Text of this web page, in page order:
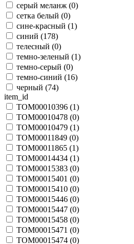
серый меланж (0)
сетка белый (0)
сине-красный (1)
синий (178)
телесный (0)
темно-зеленый (1)
темно-серый (0)
темно-синий (16)
черный (74)
item_id
TOM00010396 (1)
TOM00010478 (0)
TOM00010479 (1)
TOM00011849 (0)
TOM00011865 (1)
TOM00014434 (1)
TOM00015383 (0)
TOM00015401 (0)
TOM00015410 (0)
TOM00015446 (0)
TOM00015447 (0)
TOM00015458 (0)
TOM00015471 (0)
TOM00015474 (0)